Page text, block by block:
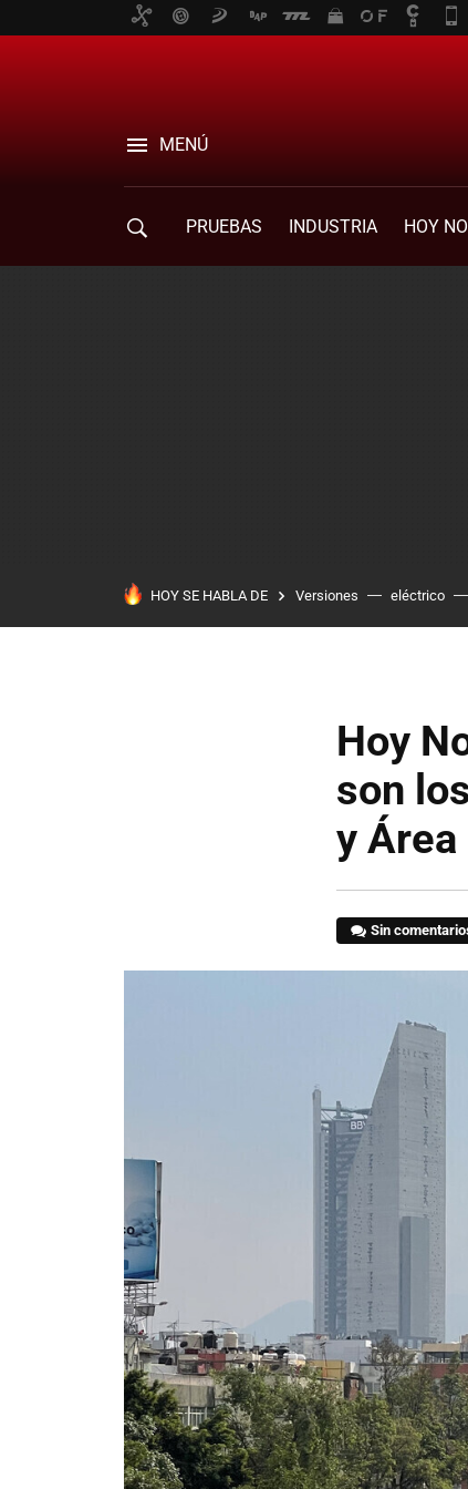
MENÚ
PRUEBAS INDUSTRIA HOY
HOY SE HABLA DE Versiones eléctrico
Hoy
son
y
Sin